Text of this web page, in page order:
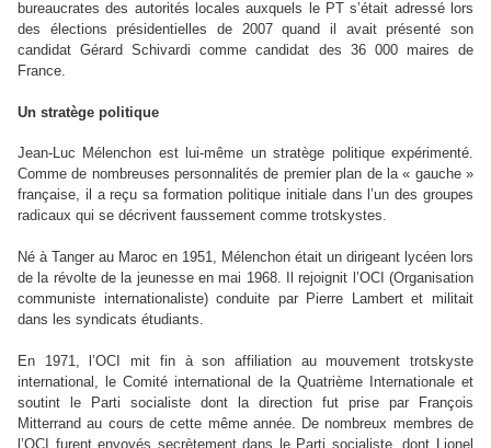
bureaucrates des autorités locales auxquels le PT s’était adressé lors
des élections présidentielles de 2007 quand il avait présenté son
candidat Gérard Schivardi comme candidat des 36 000 maires de
France.
Un stratège politique
Jean-Luc Mélenchon est lui-même un stratège politique expérimenté.
Comme de nombreuses personnalités de premier plan de la « gauche »
française, il a reçu sa formation politique initiale dans l’un des groupes
radicaux qui se décrivent faussement comme trotskystes.
Né à Tanger au Maroc en 1951, Mélenchon était un dirigeant lycéen lors
de la révolte de la jeunesse en mai 1968. Il rejoignit l’OCI (Organisation
communiste internationaliste) conduite par Pierre Lambert et militait
dans les syndicats étudiants.
En 1971, l’OCI mit fin à son affiliation au mouvement trotskyste
international, le Comité international de la Quatrième Internationale et
soutint le Parti socialiste dont la direction fut prise par François
Mitterrand au cours de cette même année. De nombreux membres de
l’OCI furent envoyés secrètement dans le Parti socialiste, dont Lionel